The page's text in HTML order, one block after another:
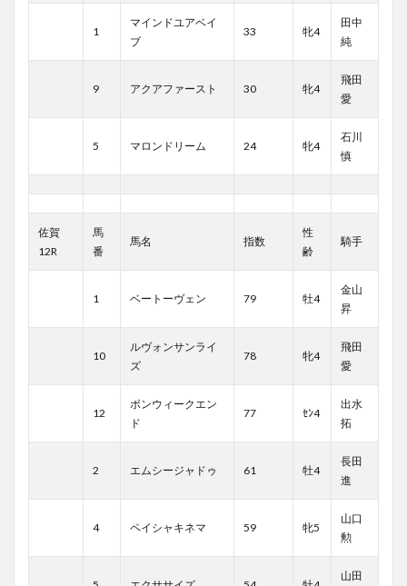
1
マインドユアベイ
ブ
33 牝4
田中
純
9 アクアファースト 30 牝4
飛田
愛
5 マロンドリーム 24 牝4
石川
慎
佐賀
12R
馬
番
馬名 指数
性
齢
騎手
1 ベートーヴェン 79 牡4
金山
昇
10
ルヴォンサンライ
ズ
78 牝4
飛田
愛
12
ボンウィークエン
ド
77 ｾﾝ4
出水
拓
2 エムシージャドゥ 61 牡4
長田
進
4 ペイシャキネマ 59 牝5
山口
勲
山田